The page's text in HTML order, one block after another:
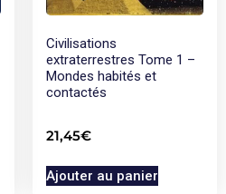
Civilisations
extraterrestres Tome 1 –
Mondes habités et
contactés
21,45€
Ajouter au panier